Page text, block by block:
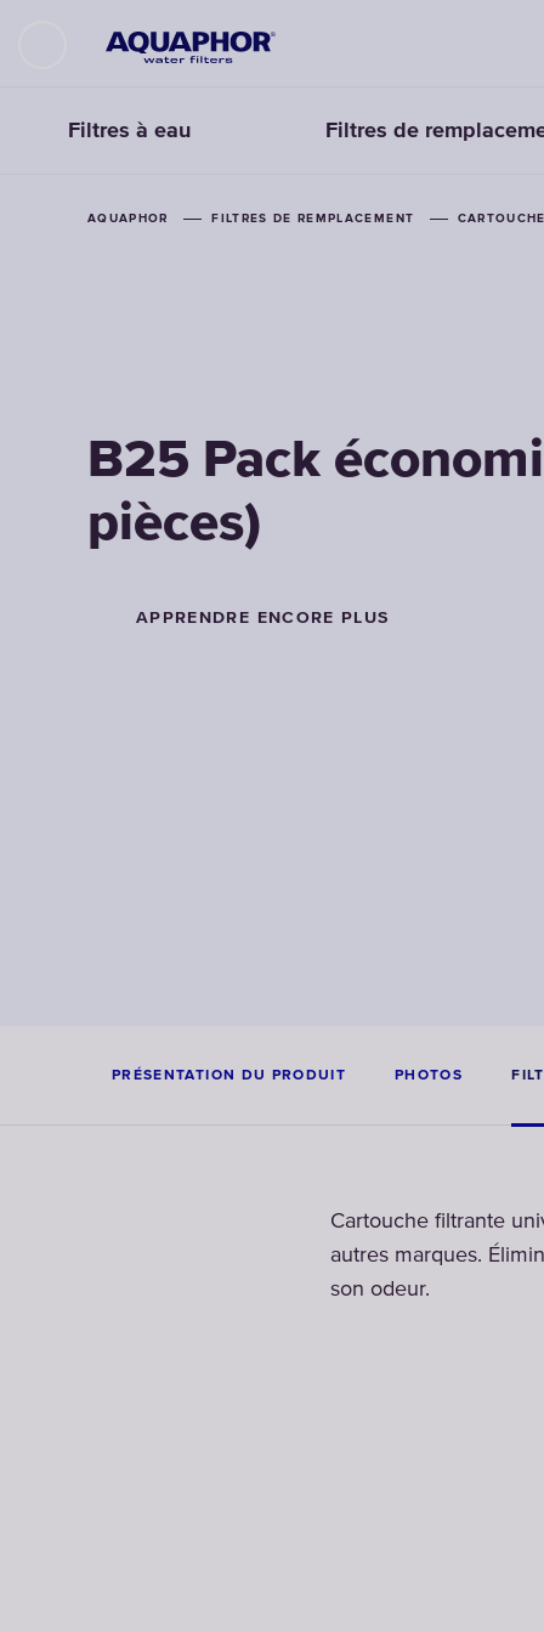
Filtres à eau Filtres de
AQUAPHOR FILTRES DE REMPLACEMENT
B25 Pack
pièces)
APPRENDRE ENCORE PLUS
PRÉSENTATION DU PRODUIT PHOTOS
Cartouche filtrante
autres marques.
son odeur.